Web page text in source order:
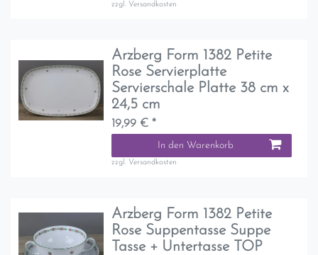
zzgl. Versandkosten
Arzberg Form 1382 Petite
Rose Servierplatte
Servierschale Platte 38 cm x
24,5 cm
19,99 € *
In den Warenkorb
zzgl. Versandkosten
Arzberg Form 1382 Petite
Rose Suppentasse Suppe
Tasse + Untertasse TOP